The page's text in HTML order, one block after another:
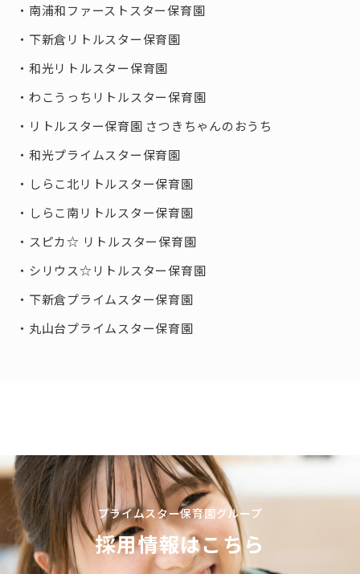
南浦和ファーストスター保育園
下新倉リトルスター保育園
和光リトルスター保育園
わこうっちリトルスター保育園
リトルスター保育園 さつきちゃんのおうち
和光プライムスター保育園
しらこ北リトルスター保育園
しらこ南リトルスター保育園
スピカ☆ リトルスター保育園
シリウス☆リトルスター保育園
下新倉プライムスター保育園
丸山台プライムスター保育園
プライムスター保育園グループ
採用情報はこちら